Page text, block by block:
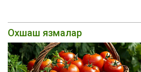
Охшаш язмалар